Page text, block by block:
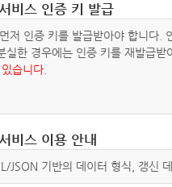
비스 인증 키 발급
저 인증 키를 발급받아야 합니다
실한 경우에는 인증 키를 재발급받
습니다.
비스 이용 안내
JSON 기반의 데이터 형식, 갱신